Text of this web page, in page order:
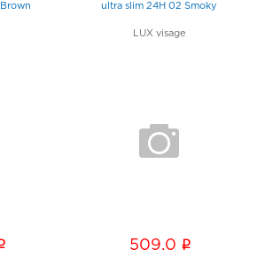
ultra slim 24H 02 Smoky
LUX visage
509.0 i